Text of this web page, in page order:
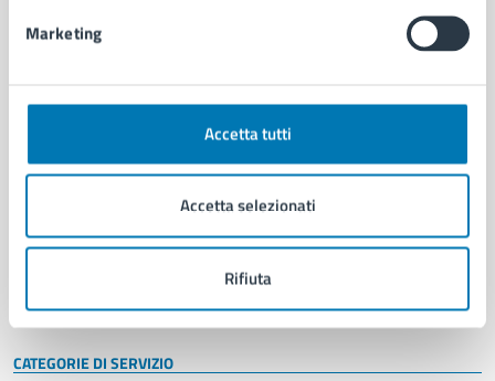
Marketing
Accetta tutti
Accetta selezionati
Rifiuta
AMMINISTRAZIONE
Organi di governo
Enti e fondazioni
Personale amministrativo
Intranet, posta aziendale e protocollo
CATEGORIE DI SERVIZIO